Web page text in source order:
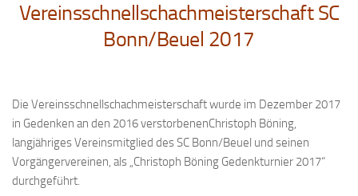
Vereinsmeisterschaft
Vereinspokalturnier
Blitzturnierserie
Schnellturnierserie
Bayernpokal
Sommerturnier
Vereinsschnellschachmeisterschaft SC
Bonn/Beuel 2017
Die Vereinsschnellschachmeisterschaft wurde im Dezember 2017
in Gedenken an den 2016 verstorbenenChristoph Böning,
langjähriges Vereinsmitglied des SC Bonn/Beuel und seinen
Vorgängervereinen, als „Christoph Böning Gedenkturnier 2017“
durchgeführt.